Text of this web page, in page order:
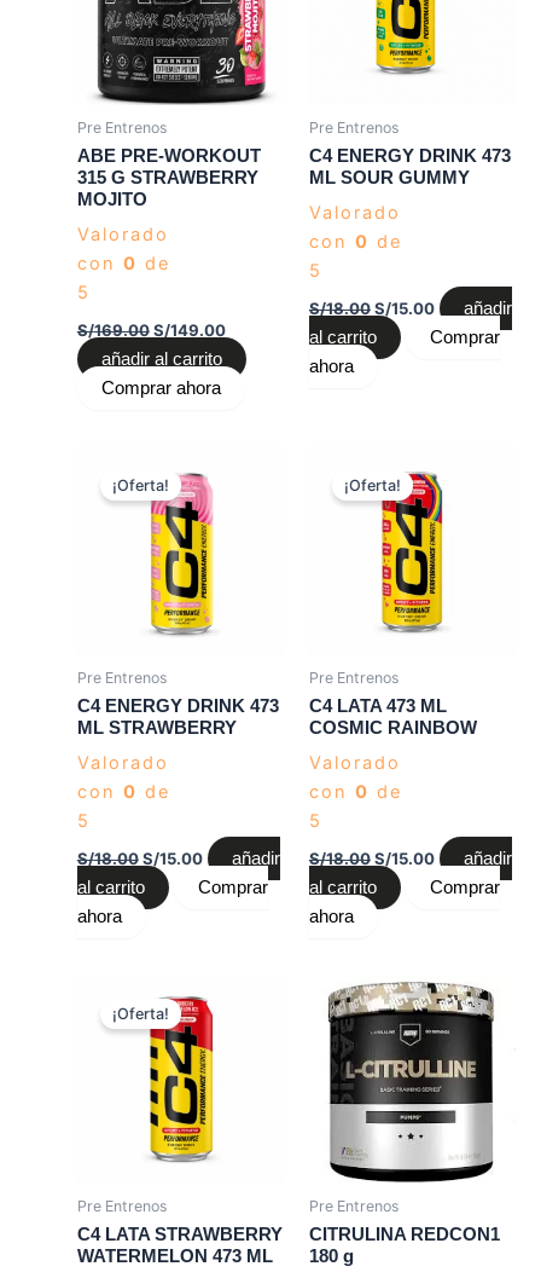
Pre Entrenos
ABE PRE-WORKOUT
315 G STRAWBERRY
MOJITO
Valorado
con 0 de
5
S/169.00 S/149.00
añadir al carrito
Comprar ahora
Pre Entrenos
C4 ENERGY DRINK 473
ML SOUR GUMMY
Valorado
con 0 de
5
S/18.00S/15.00
añadir
al carrito
Comprar
ahora
¡Oferta!
Pre Entrenos
C4 ENERGY DRINK 473
ML STRAWBERRY
Valorado
con 0 de
5
S/18.00
precio
original
era:
S/18.00.
S/15.00
precio
actual
es:
S/15.00.
añadir
al carrito
Comprar
ahora
¡Oferta!
Pre Entrenos
C4 LATA 473 ML
COSMIC RAINBOW
Valorado
con 0 de
5
S/18.00
precio
original
era:
S/18.00.
S/15.00
precio
actual
es:
S/15.00.
añadir
al carrito
Comprar
ahora
¡Oferta!
Pre Entrenos
C4 LATA STRAWBERRY
WATERMELON 473 ML
precio
original
era:
S/18.00.
precio
es:
S/15.00.
Pre Entrenos
CITRULINA REDCON1
180 g